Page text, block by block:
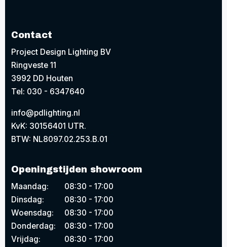
Contact
Project Design Lighting BV
Ringveste 11
3992 DD Houten
Tel: 030 - 6347640
info@pdlighting.nl
KvK: 30156401 UTR.
BTW: NL8097.02.253.B.01
Openingstijden showroom
Maandag:
08:30 - 17:00
Dinsdag:
08:30 - 17:00
Woensdag:
08:30 - 17:00
Donderdag:
08:30 - 17:00
Vrijdag:
08:30 - 17:00